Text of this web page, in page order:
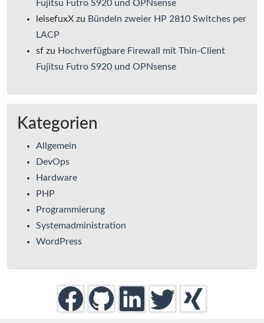
Fujitsu Futro S920 und OPNsense
leisefuxX zu Bündeln zweier HP 2810 Switches per
LACP
sf zu Hochverfügbare Firewall mit Thin-Client
Fujitsu Futro S920 und OPNsense
Kategorien
Allgemein
DevOps
Hardware
PHP
Programmierung
Systemadministration
WordPress